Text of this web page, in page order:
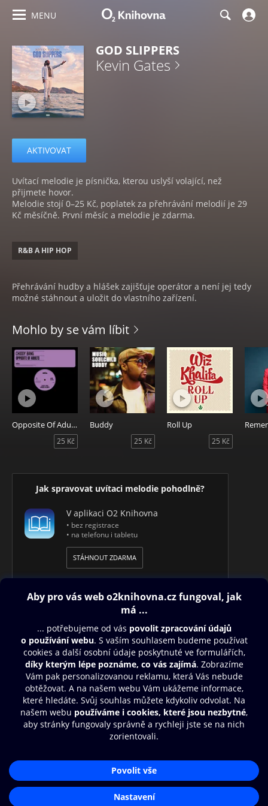
MENU
GOD SLIPPERS
Kevin Gates
AKTIVOVAT
Uvítací melodie je písnička, kterou uslyší volající, než
přijmete hovor.
Melodie stojí 0–25 Kč, poplatek za přehrávání melodií je 29
Kč měsíčně. První měsíc a melodie je zdarma.
R&B A HIP HOP
Přehrávání hudby a hlášek zajišťuje operátor a není jej tedy
možné stáhnout a uložit do vlastního zařízení.
Mohlo by se vám líbit
Opposite Of Adults
25 Kč
Buddy
25 Kč
Roll Up
25 Kč
Jak spravovat uvítaci melodie pohodlně?
V aplikaci O2 Knihovna
• bez registrace
• na telefonu i tabletu
STÁHNOUT ZDARMA
Obsah ke stažení
Moje O2 Knihovna
Další zábava
© O2 Czech Republic a.s.
Zásady zpracování osobních údajůAplikace O2 Knihovna
Čti a poslouchej své e-knihy a